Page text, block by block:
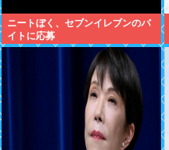
ニートぼく、セブンイレブンのバ
イトに応募